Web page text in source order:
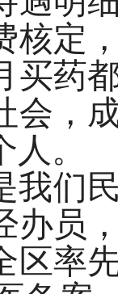
核定
买药
会，
。
我们
办员
区率